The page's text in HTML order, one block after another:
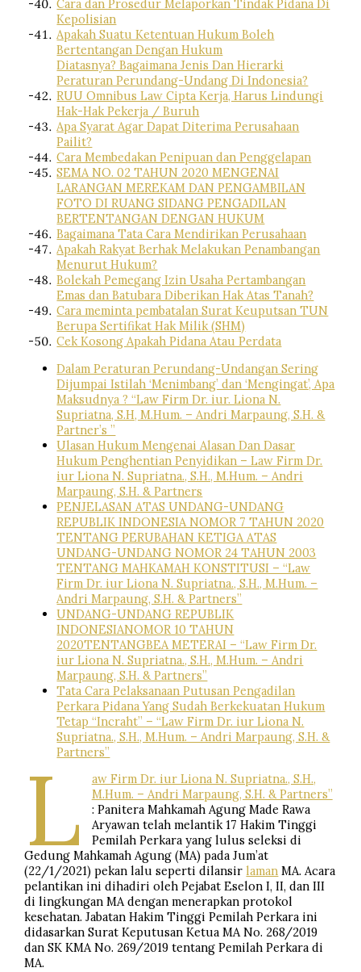
Cara dan Prosedur Melaporkan Tindak Pidana Di
Kepolisian
Apakah Suatu Ketentuan Hukum Boleh
Bertentangan Dengan Hukum
Diatasnya? Bagaimana Jenis Dan Hierarki
Peraturan Perundang-Undang Di Indonesia?
RUU Omnibus Law Cipta Kerja, Harus Lindungi
Hak-Hak Pekerja / Buruh
Apa Syarat Agar Dapat Diterima Perusahaan
Pailit?
Cara Membedakan Penipuan dan Penggelapan
SEMA NO. 02 TAHUN 2020 MENGENAI
LARANGAN MEREKAM DAN PENGAMBILAN
FOTO DI RUANG SIDANG PENGADILAN
BERTENTANGAN DENGAN HUKUM
Bagaimana Tata Cara Mendirikan Perusahaan
Apakah Rakyat Berhak Melakukan Penambangan
Menurut Hukum?
Bolekah Pemegang Izin Usaha Pertambangan
Emas dan Batubara Diberikan Hak Atas Tanah?
Cara meminta pembatalan Surat Keuputsan TUN
Berupa Sertifikat Hak Milik (SHM)
Cek Kosong Apakah Pidana Atau Perdata
Dalam Peraturan Perundang-Undangan Sering
Dijumpai Istilah ‘Menimbang’ dan ‘Mengingat’, Apa
Maksudnya ? “Law Firm Dr. iur. Liona N.
Supriatna, S.H, M.Hum. – Andri Marpaung, S.H. &
Partner’s ”
Ulasan Hukum Mengenai Alasan Dan Dasar
Hukum Penghentian Penyidikan – Law Firm Dr.
iur Liona N. Supriatna., S.H., M.Hum. – Andri
Marpaung, S.H. & Partners
PENJELASAN ATAS UNDANG-UNDANG
REPUBLIK INDONESIA NOMOR 7 TAHUN 2020
TENTANG PERUBAHAN KETIGA ATAS
UNDANG-UNDANG NOMOR 24 TAHUN 2003
TENTANG MAHKAMAH KONSTITUSI – “Law
Firm Dr. iur Liona N. Supriatna., S.H., M.Hum. –
Andri Marpaung, S.H. & Partners”
UNDANG-UNDANG REPUBLIK
INDONESIANOMOR 10 TAHUN
2020TENTANGBEA METERAI – “Law Firm Dr.
iur Liona N. Supriatna., S.H., M.Hum. – Andri
Marpaung, S.H. & Partners”
Tata Cara Pelaksanaan Putusan Pengadilan
Perkara Pidana Yang Sudah Berkekuatan Hukum
Tetap “Incraht” – “Law Firm Dr. iur Liona N.
Supriatna., S.H., M.Hum. – Andri Marpaung, S.H. &
Partners”
L
aw Firm Dr. iur Liona N. Supriatna., S.H.,
M.Hum. – Andri Marpaung, S.H. & Partners”
: Panitera Mahkamah Agung Made Rawa
Aryawan telah melantik 17 Hakim Tinggi
Pemilah Perkara yang lulus seleksi di
Gedung Mahkamah Agung (MA) pada Jum’at
(22/1/2021) pekan lalu seperti dilansirlaman MA. Acara
pelantikan ini dihadiri oleh Pejabat Eselon I, II, dan III
di lingkungan MA dengan menerapkan protokol
kesehatan. Jabatan Hakim Tinggi Pemilah Perkara ini
didasarkan Surat Keputusan Ketua MA No. 268/2019
dan SK KMA No. 269/2019 tentang Pemilah Perkara di
MA.